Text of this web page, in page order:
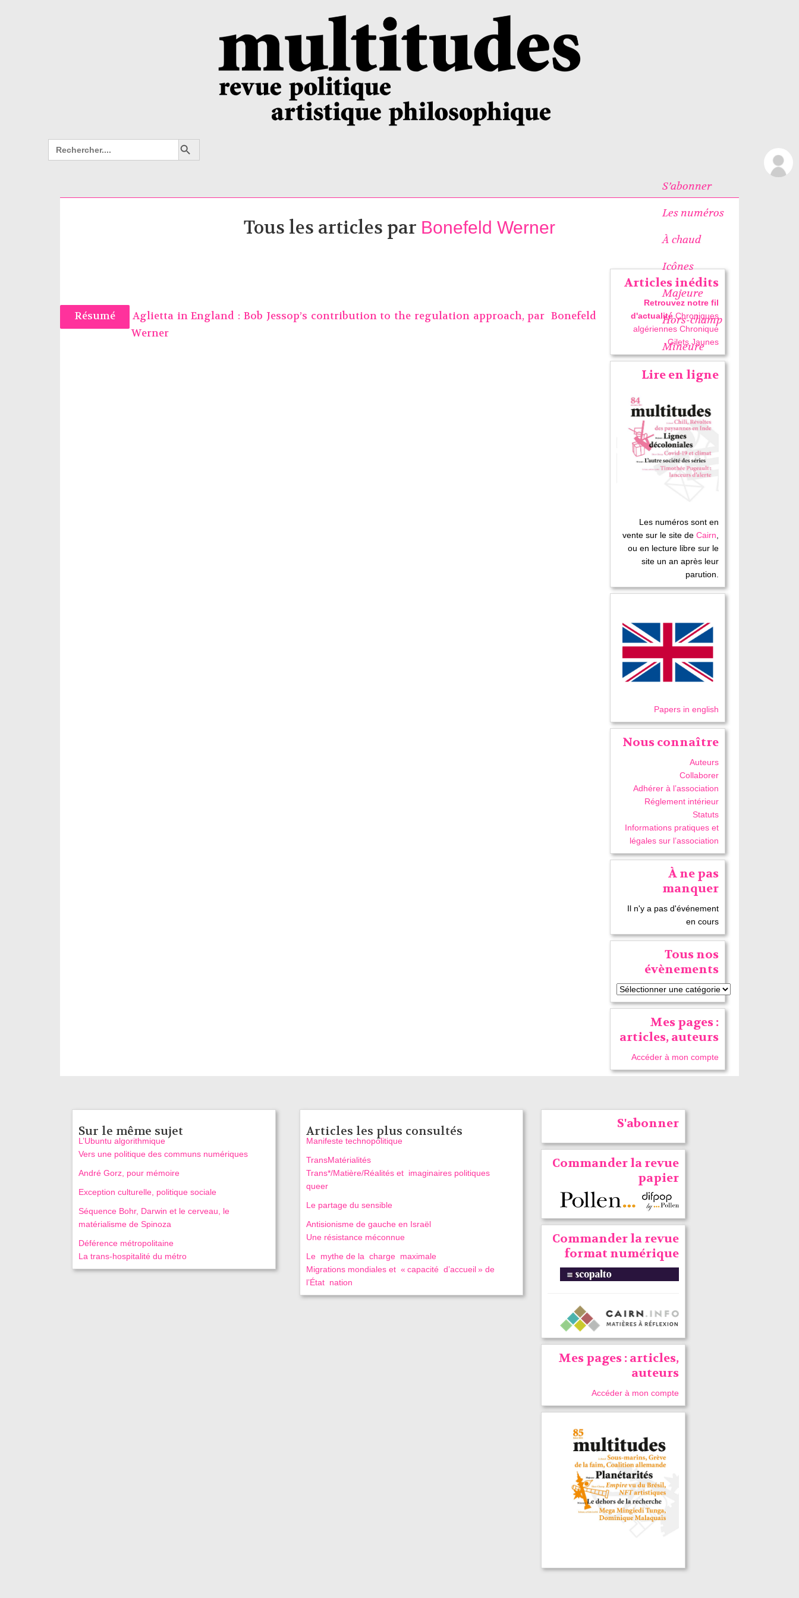
Search
for:
Search Button
S’abonner
Les numéros
À chaud
Icônes
Majeure
Hors-champ
Mineure
Tous les articles par Bonefeld Werner
Résumé Aglietta in England : Bob Jessop’s contribution to the regulation approach, par Bonefeld
Werner
Articles inédits
Retrouvez notre fil
d'actualité Chroniques
algériennes Chronique
Gilets Jaunes
Lire en ligne
Les numéros sont en
vente sur le site deCairn,
ou en lecture libre sur le
site un an après leur
parution.
Papers in english
Nous connaître
Auteurs
Collaborer
Adhérer à l’association
Réglement intérieur
Statuts
Informations pratiques et
légales sur l’association
À ne pas
manquer
Il n'y a pas d'événement
en cours
Tous nos
évènements
Mes pages :
articles, auteurs
Accéder à mon compte
Sur le même sujet
L’Ubuntu algorithmique
Vers une politique des communs numériques
André Gorz, pour mémoire
Exception culturelle, politique sociale
Séquence Bohr, Darwin et le cerveau, le
matérialisme de Spinoza
Déférence métropolitaine
La trans-hospitalité du métro
Articles les plus consultés
Manifeste technopolitique
TransMatérialités
Trans*/Matière/Réalités et imaginaires politiques
queer
Le partage du sensible
Antisionisme de gauche en Israël
Une résistance méconnue
Le mythe de la charge maximale
Migrations mondiales et « capacité d’accueil » de
l’État nation
S'abonner
Commander la revue
papier
Commander la revue
format numérique
Mes pages : articles,
auteurs
Accéder à mon compte